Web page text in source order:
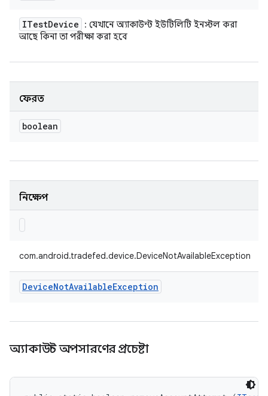
ITestDevice
: যেখানে অ্যাকাউন্ট ইউটিলিটি ইনস্টল করা
আছে কিনা তা পরীক্ষা করা হবে
ফেরত
boolean
নিক্ষেপ
com.android.tradefed.device.DeviceNotAvailableException
DeviceNotAvailableException
অ্যাকাউন্ট অপসারণের প্রচেষ্টা